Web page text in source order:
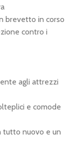
brevetto in corso
contro i
agli attrezzi
e comode
tutto nuovo e un